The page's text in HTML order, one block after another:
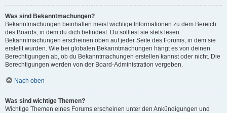
Was sind Bekanntmachungen?
Bekanntmachungen beinhalten meist wichtige Informationen zu dem Bereich
des Boards, in dem du dich befindest. Du solltest sie stets lesen.
Bekanntmachungen erscheinen oben auf jeder Seite des Forums, in dem sie
erstellt wurden. Wie bei globalen Bekanntmachungen hängt es von deinen
Berechtigungen ab, ob du Bekanntmachungen erstellen kannst oder nicht. Die
Berechtigungen werden von der Board-Administration vergeben.
Nach oben
Was sind wichtige Themen?
Wichtige Themen eines Forums erscheinen unter den Ankündigungen und